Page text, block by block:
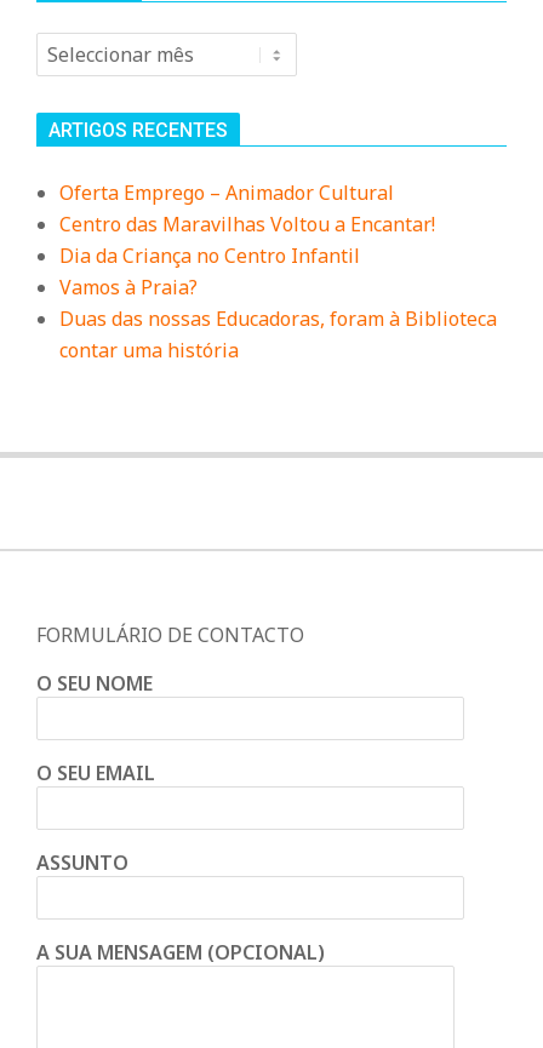
Arquivo
ARTIGOS RECENTES
Oferta Emprego – Animador Cultural
Centro das Maravilhas Voltou a Encantar!
Dia da Criança no Centro Infantil
Vamos à Praia?
Duas das nossas Educadoras, foram à Biblioteca
contar uma história
FORMULÁRIO DE CONTACTO
O SEU NOME
O SEU EMAIL
ASSUNTO
A SUA MENSAGEM (OPCIONAL)